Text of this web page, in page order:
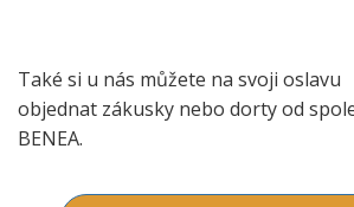
Také si u nás můžete na svoji oslavu
objednat zákusky nebo dorty od
BENEA.